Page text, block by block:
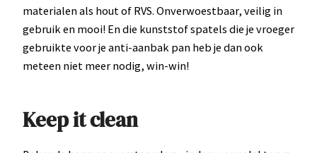
materialen als hout of RVS. Onverwoestbaar, veilig in
gebruik en mooi! En die kunststof spatels die je vroeger
gebruikte voor je anti-aanbak pan heb je dan ook
meteen niet meer nodig, win-win!
Keep it clean